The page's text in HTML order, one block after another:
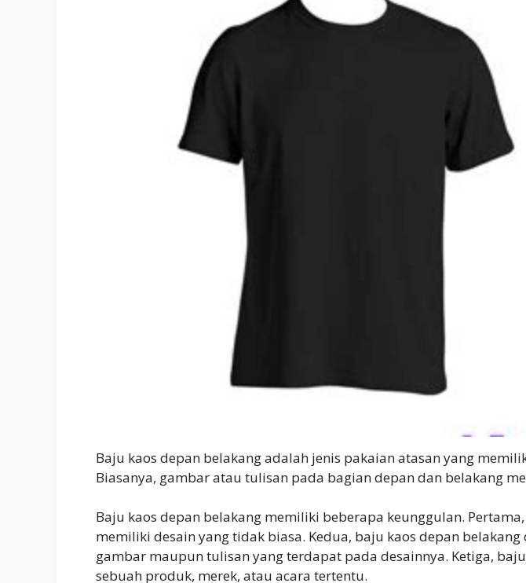
Baju kaos depan belakang adalah jenis pakaian atasan yang
Biasanya, gambar atau tulisan pada bagian depan dan belakang
Baju kaos depan belakang memiliki beberapa keunggulan.
memiliki desain yang tidak biasa. Kedua, baju kaos depan
gambar maupun tulisan yang terdapat pada desainnya. Ketiga,
sebuah produk, merek, atau acara tertentu.